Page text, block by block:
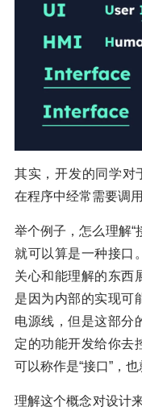
其实，开发的同学对
在程序中经常需要调
举个例子，怎么理解“
就可以算是一种接口
关心和能理解的东西
是因为内部的实现可
电源线，但是这部分
定的功能开发给你去
可以称作是“接口”，也
理解这个概念对设计